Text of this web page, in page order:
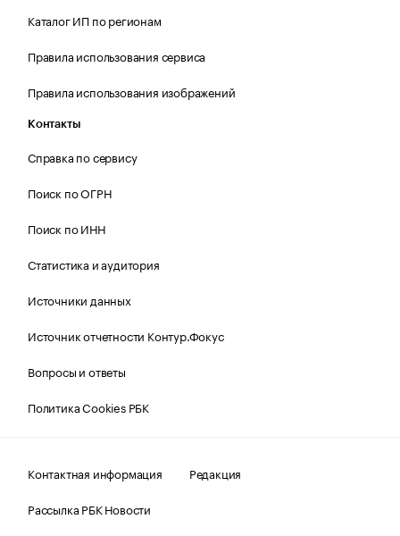
Каталог ИП по регионам
Правила использования сервиса
Правила использования изображений
Контакты
Справка по сервису
Поиск по ОГРН
Поиск по ИНН
Статистика и аудитория
Источники данных
Источник отчетности Контур.Фокус
Вопросы и ответы
Политика Cookies РБК
Контактная информация
Редакция
Рассылка РБК Новости